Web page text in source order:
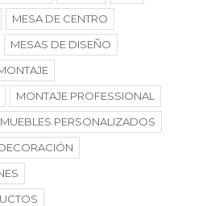
MESA DE CENTRO
MESAS DE DISEÑO
MONTAJE PROFESSIONAL
MUEBLES PERSONALIZADOS